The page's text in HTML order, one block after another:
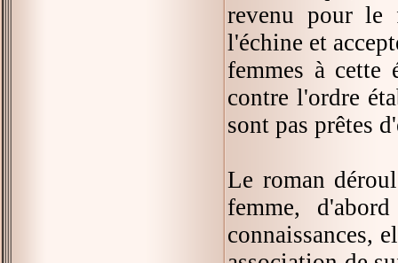
revenu pour le
l'échine et
femmes à cette
contre l'ordre
sont pas prêtes
Le roman
femme,
connaissances,